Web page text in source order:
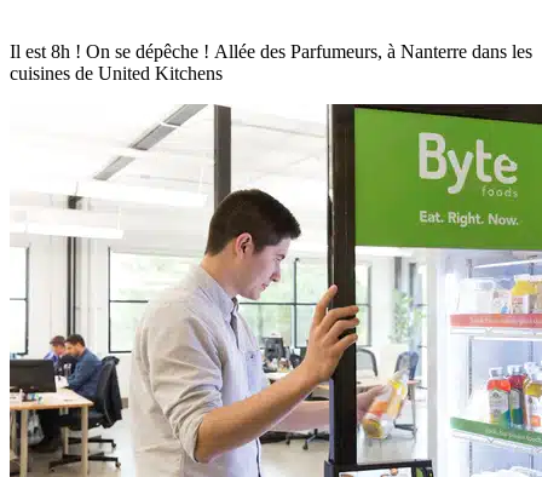
Il est 8h ! On se dépêche ! Allée des Parfumeurs, à Nanterre dans les
cuisines de United Kitchens